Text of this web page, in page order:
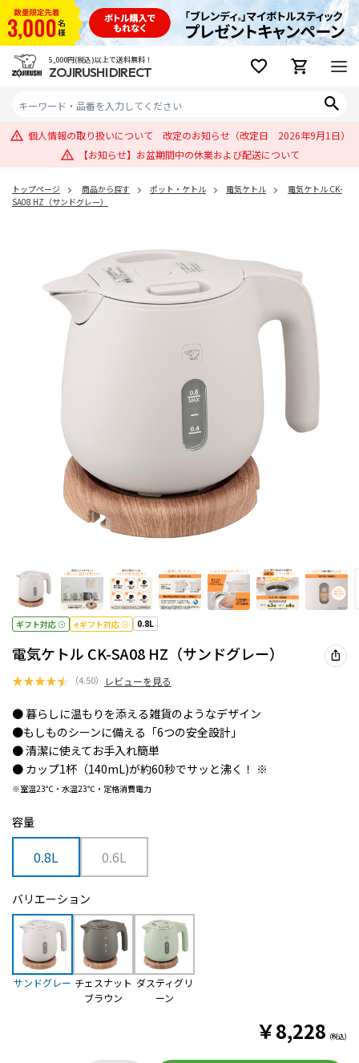
5,000円(税込)以上で送料無料！
ZOJIRUSHI DIRECT
個人情報の取り扱いについて 改定のお知らせ（改定日 2026年9月1日）
【お知らせ】お盆期間中の休業および配送について
トップページ 商品から探す ポット・ケトル 電気ケトル
電気ケトル CK-
SA08 HZ（サンドグレー）
ギフト対応 eギフト対応 0.8L
電気ケトル CK-SA08 HZ（サンドグレー）
★★★★★ （4.50） レビューを見る
● 暮らしに温もりを添える雑貨のようなデザイン
●もしものシーンに備える「6つの安全設計」
● 清潔に使えてお手入れ簡単
● カップ1杯（140mL)が約60秒でサッと沸く！ ※
※室温23℃・水温23℃・定格消費電力
容量
0.8L 0.6L
バリエーション
サンドグレー チェスナット
ブラウン
ダスティグリ
ーン
￥8,228 (税込)